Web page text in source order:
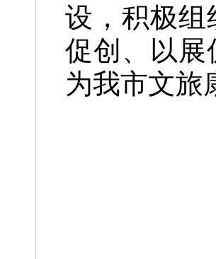
设，积极组
促创、以展
为我市文旅